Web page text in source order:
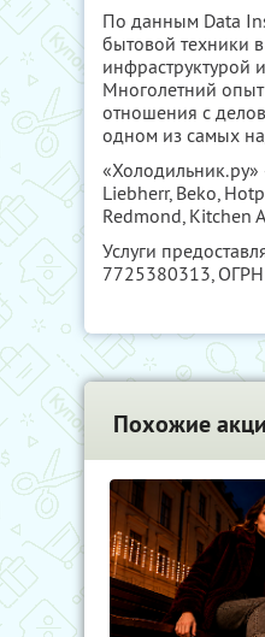
По данным Data
бытовой техники
инфраструктурой
Многолетний
отношения с
одном из самых
Liebherr, Beko,
Redmond, Kitchen
Услуги
7725380313,
Похожие